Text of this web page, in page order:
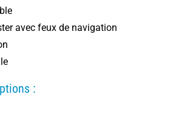
avec feux de navigation
: